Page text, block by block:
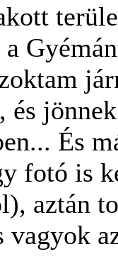
és
És
fotó is
aztán
vagyok